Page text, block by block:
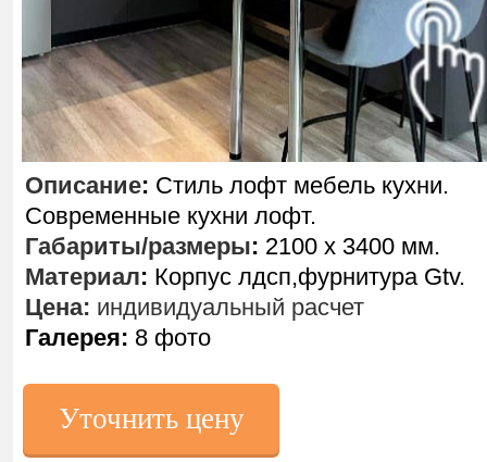
Уточнить цену
Описание: Стиль лофт мебель кухни.
Современные кухни лофт.
Габариты/размеры: 2100 х 3400 мм.
Материал: Корпус лдсп,фурнитура Gtv.
Цена: индивидуальный расчет
Галерея: 8 фото